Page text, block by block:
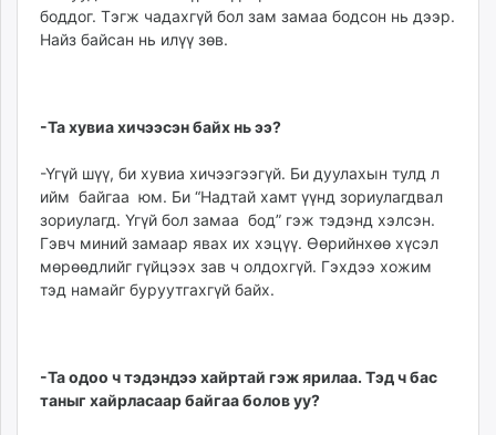
боддог. Тэгж чадахгүй бол зам замаа бодсон нь дээр.
Найз байсан нь илүү зөв.
-Та хувиа хичээсэн байх нь ээ?
-Үгүй шүү, би хувиа хи­­чээ­гээгүй. Би дуулахын тулд л
ийм байгаа юм. Би “Надтай хамт үүнд зориу­лагд­вал
зо­риулагд. Үгүй бол замаа бод” гэж тэдэнд хэл­сэн.
Гэвч миний замаар явах их хэцүү. Өөрийнхөө хүсэл
мө­рөөдлийг гүйцээх зав ч олдох­гүй. Гэхдээ хожим
тэд намайг буруутгахгүй байх.
-Та одоо ч тэдэндээ хайр­тай гэж ярилаа. Тэд ч бас
таныг хайрласаар байгаа болов уу?